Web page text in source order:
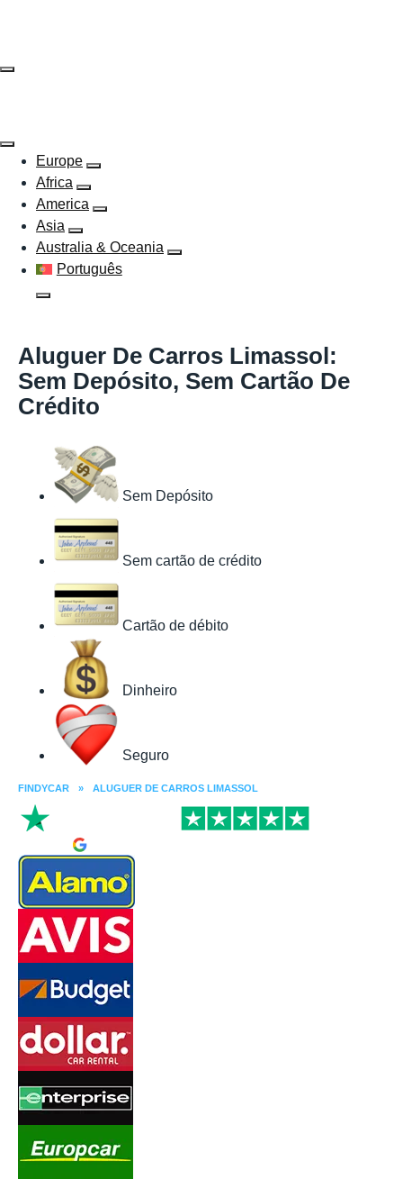
Europe
Africa
America
Asia
Australia & Oceania
Português
Aluguer De Carros Limassol:
Sem Depósito, Sem Cartão De
Crédito
Sem Depósito
Sem cartão de crédito
Cartão de débito
Dinheiro
Seguro
FINDYCAR » ALUGUER DE CARROS LIMASSOL